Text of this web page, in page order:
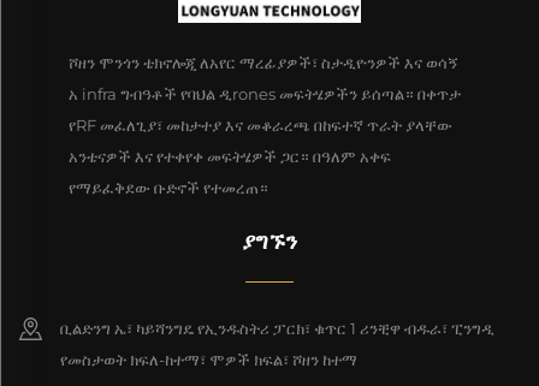
ሾዘን ሞንጎን ቴክኖሎጂ ለአየር ማረፊያዎች፣ ስታዲዮንዎች እና ወሳኝ
አ infra ግብዓቶች የባህል ዲrones መፍትሄዎችን ይሰጣል። በቀጥታ
የRF መፈለጊያ፣ መከታተያ እና መቆራረጫ በከፍተኛ ጥራት ያላቸው
አንቴናዎች እና የተቀየቀ መፍትሄዎች ጋር። በዓለም አቀፍ
የማይፈቅደው ቡድኖች የተመረጠ።
ያግኙን
ቢልድንግ ኤ፣ ካይሻንግዴ የኢንዱስትሪ ፓርክ፣ ቁጥር 1 ሪንቺዋ ብዱራ፣ ፒንግዲ
የመስታወት ክፍለ-ከተማ፣ ሞዎች ክፍል፣ ሾዘን ከተማ